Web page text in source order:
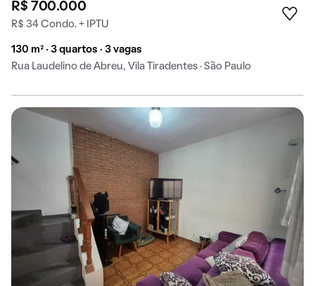
R$ 700.000
R$ 34 Condo. + IPTU
130 m² · 3 quartos · 3 vagas
Rua Laudelino de Abreu, Vila Tiradentes · São Paulo